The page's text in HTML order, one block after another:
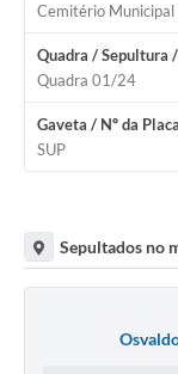
Cemitério Municipal
Quadra / Sepultura
Quadra 01/24
Gaveta / Nº da Placa
SUP
Sepultados no